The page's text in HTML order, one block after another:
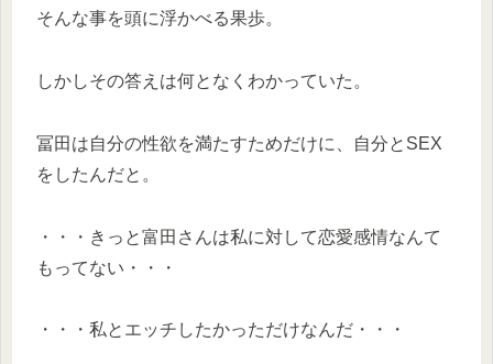
そんな事を頭に浮かべる果歩。
しかしその答えは何となくわかっていた。
冨田は自分の性欲を満たすためだけに、自分とSEX
をしたんだと。
・・・きっと富田さんは私に対して恋愛感情なんて
もってない・・・
・・・私とエッチしたかっただけなんだ・・・